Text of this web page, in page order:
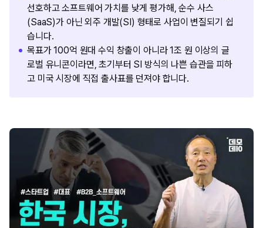
선호하고 소프트웨어 가치를 낮게 평가해, 순수 사스
(SaaS)가 아닌 외주 개발(SI) 형태로 사업이 변질되기 쉽
습니다.
목표가 100억 원대 수익 창출이 아니라 1조 원 이상의 글
로벌 유니콘이라면, 초기부터 SI 방식의 나쁜 습관을 피하
고 미국 시장에 직접 출사표를 던져야 합니다.